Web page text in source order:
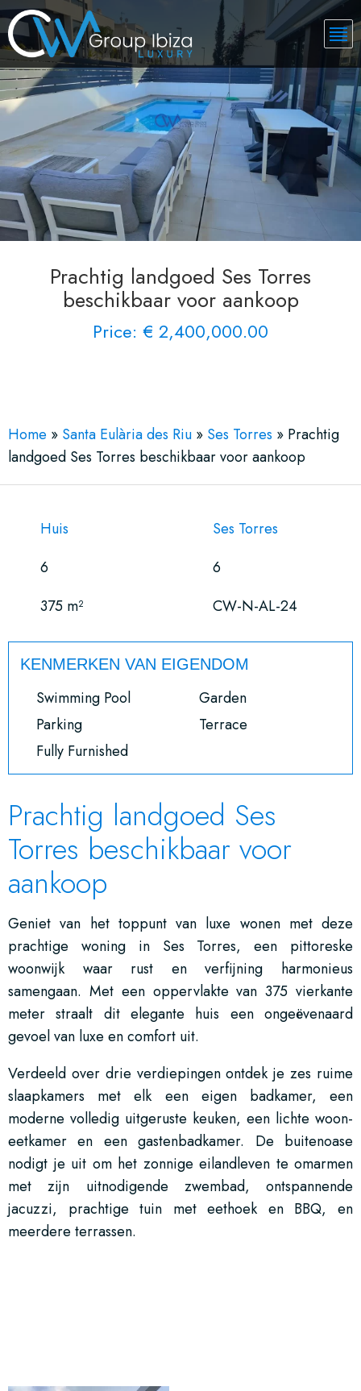
Prachtig landgoed Ses Torres
beschikbaar voor aankoop
Price: € 2,400,000.00
Home » Santa Eulària des Riu » Ses Torres » Prachtig
landgoed Ses Torres beschikbaar voor aankoop
Huis
Ses Torres
6
6
375 m²
CW-N-AL-24
KENMERKEN VAN EIGENDOM
Swimming Pool
Garden
Parking
Terrace
Fully Furnished
Prachtig landgoed Ses
Torres beschikbaar voor
aankoop
Geniet van het toppunt van luxe wonen met deze
prachtige woning in Ses Torres, een pittoreske
woonwijk waar rust en verfijning harmonieus
samengaan. Met een oppervlakte van 375 vierkante
meter straalt dit elegante huis een ongeëvenaard
gevoel van luxe en comfort uit.
Verdeeld over drie verdiepingen ontdek je zes ruime
slaapkamers met elk een eigen badkamer, een
moderne volledig uitgeruste keuken, een lichte woon-
eetkamer en een gastenbadkamer. De buitenoase
nodigt je uit om het zonnige eilandleven te omarmen
met zijn uitnodigende zwembad, ontspannende
jacuzzi, prachtige tuin met eethoek en BBQ, en
meerdere terrassen.